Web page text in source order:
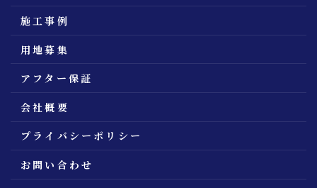
施工事例
用地募集
アフター保証
会社概要
プライバシーポリシー
お問い合わせ